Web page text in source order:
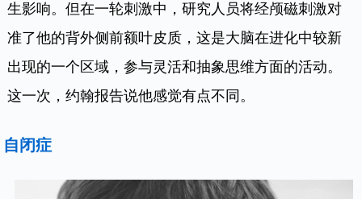
生影响。但在一轮刺激中，研究人员将经颅磁刺激对
准了他的背外侧前额叶皮质，这是大脑在进化中较新
出现的一个区域，参与灵活和抽象思维方面的活动。
这一次，约翰报告说他感觉有点不同。
自闭症